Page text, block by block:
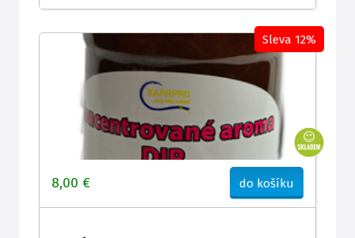
8,00 € do košíku
Sleva 12%